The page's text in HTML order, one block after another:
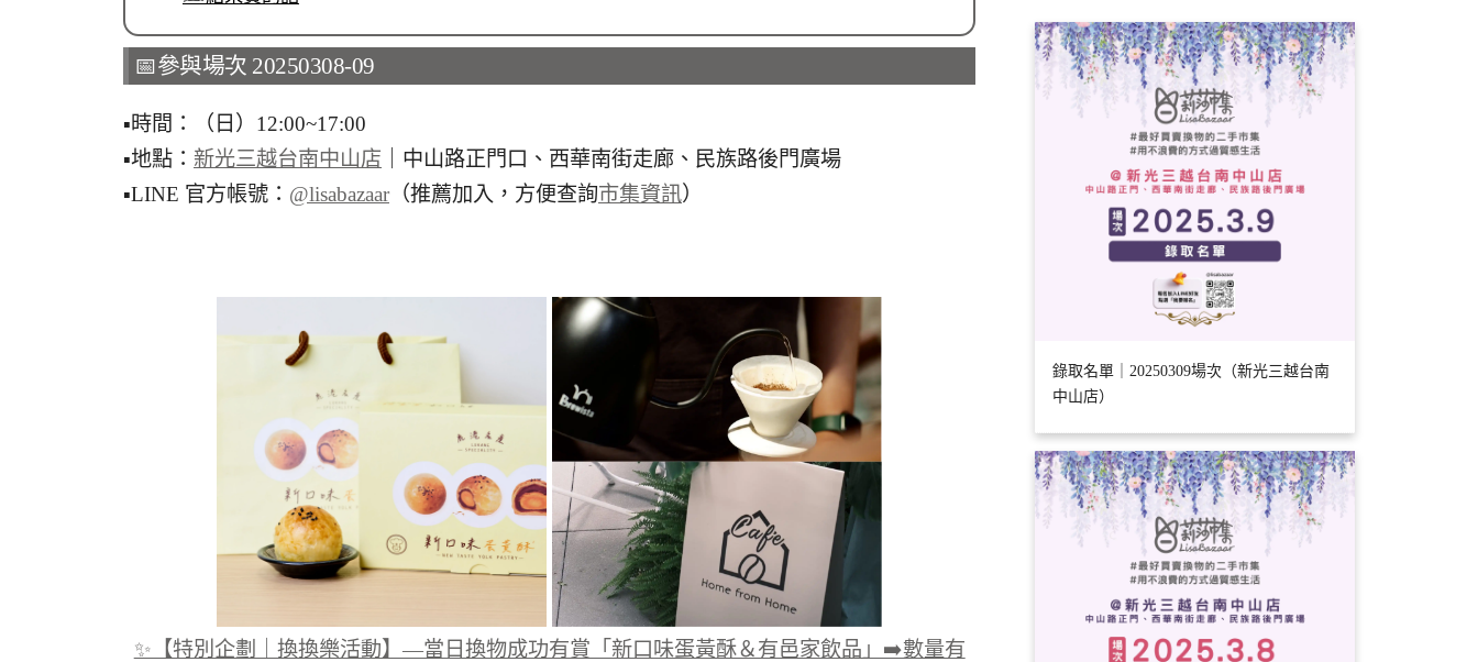
📅參與場次 20250308-09
▪︎時間：（日）12:00~17:00
▪︎地點： 新光三越台南中山店 ｜中山路正門口、西華南街走廊、民族路後門廣場
▪︎LINE 官方帳號： @lisabazaar（推薦加入，方便查詢市集資訊）
✨【特別企劃｜換換樂活動】—當日換物成功有賞「新口味蛋黃酥＆有邑家飲品」➡️數量有
錄取名單｜20250309場次（新光三越台南
中山店）